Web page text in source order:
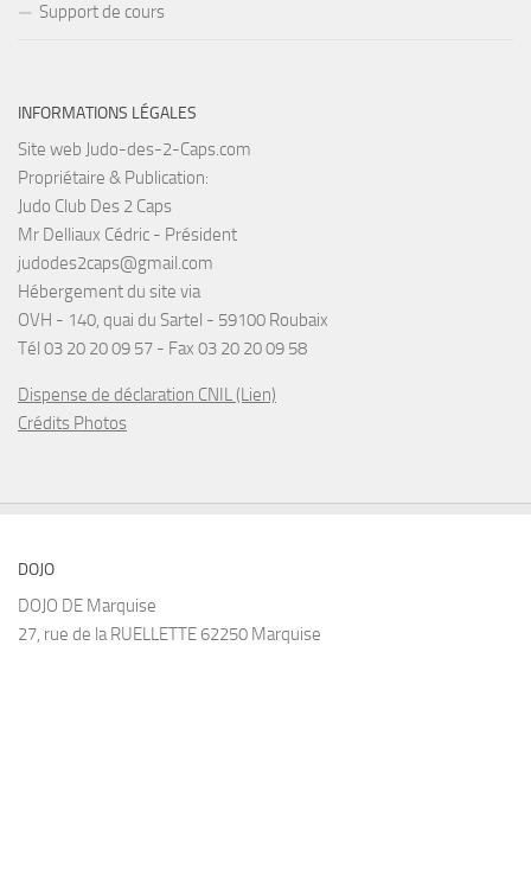
Support de cours
INFORMATIONS LÉGALES
Site web Judo-des-2-Caps.com
Propriétaire & Publication:
Judo Club Des 2 Caps
Mr Delliaux Cédric - Président
judodes2caps@gmail.com
Hébergement du site via
OVH - 140, quai du Sartel - 59100 Roubaix
Tél 03 20 20 09 57 - Fax 03 20 20 09 58
Dispense de déclaration CNIL (Lien)
Crédits Photos
DOJO
DOJO DE Marquise
27, rue de la RUELLETTE 62250 Marquise